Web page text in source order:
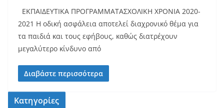
ΕΚΠΑΙΔΕΥΤΙΚΑ ΠΡΟΓΡΑΜΜΑΤΑΣΧΟΛΙΚΗ ΧΡΟΝΙΑ 2020-
2021 Η οδική ασφάλεια αποτελεί διαχρονικό θέμα για
τα παιδιά και τους εφήβους, καθώς διατρέχουν
μεγαλύτερο κίνδυνο από
Διαβάστε περισσότερα
Κατηγορίες